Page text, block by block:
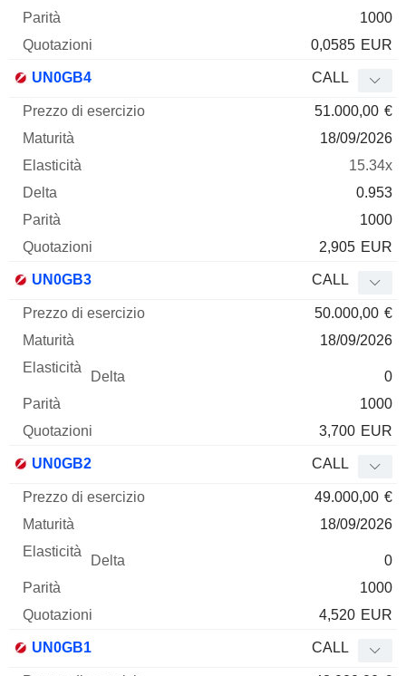
1000
0,0585 EUR
UN0GB4 CALL
51.000,00 €
18/09/2026
15.34x
0.953
1000
2,905 EUR
UN0GB3 CALL
50.000,00 €
18/09/2026
0
1000
3,700 EUR
UN0GB2 CALL
49.000,00 €
18/09/2026
0
1000
4,520 EUR
UN0GB1 CALL